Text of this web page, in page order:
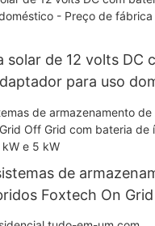
solar de 12 volts DC
para uso
Foxtech Solar
de
Foxtech On
lítio e inversor